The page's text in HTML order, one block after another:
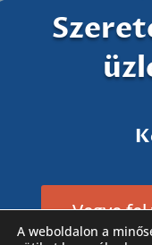
Vegye
A weboldalon a